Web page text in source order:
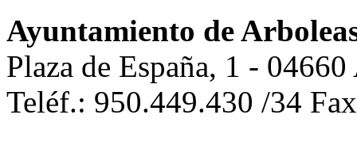
Ayuntamiento de
Plaza de España, 1 -
Teléf.: 950.449.430 /34